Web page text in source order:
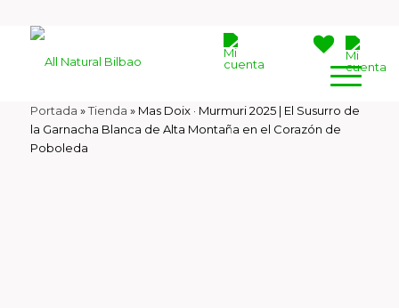
Portada »Tienda » Mas Doix · Murmuri 2025 | El Susurro de
la Garnacha Blanca de Alta Montaña en el Corazón de
Poboleda